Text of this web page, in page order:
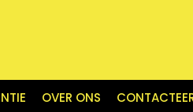
OVER ONS